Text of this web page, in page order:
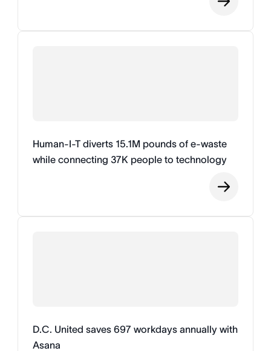
Human-I-T diverts 15.1M pounds of e-waste
while connecting 37K people to technology
D.C. United saves 697 workdays annually with
Asana